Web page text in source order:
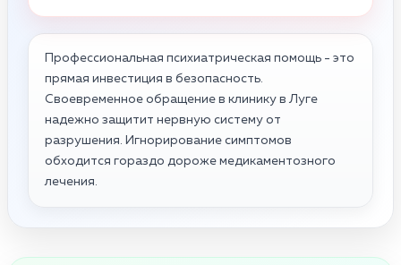
Профессиональная психиатрическая помощь - это
прямая инвестиция в безопасность.
Своевременное обращение в клинику в Луге
надежно защитит нервную систему от
разрушения. Игнорирование симптомов
обходится гораздо дороже медикаментозного
лечения.